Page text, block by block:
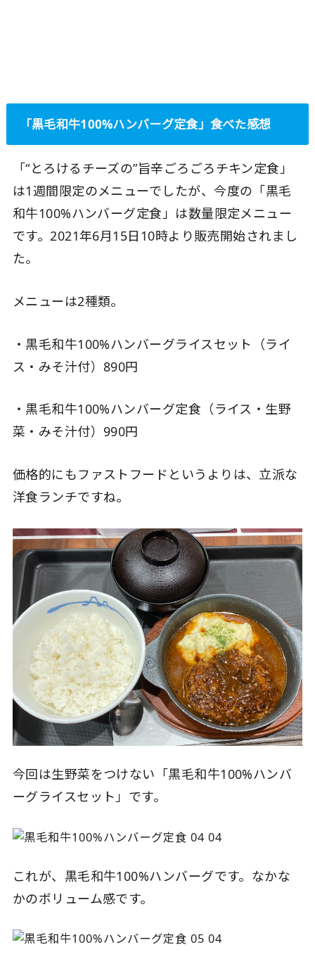
「黒毛和牛100%ハンバーグ定食」食べた感想
「“とろけるチーズの”旨辛ごろごろチキン定食」
は1週間限定のメニューでしたが、今度の「黒毛
和牛100%ハンバーグ定食」は数量限定メニュー
です。2021年6月15日10時より販売開始されまし
た。
メニューは2種類。
・黒毛和牛100%ハンバーグライスセット（ライ
ス・みそ汁付）890円
・黒毛和牛100%ハンバーグ定食（ライス・生野
菜・みそ汁付）990円
価格的にもファストフードというよりは、立派な
洋食ランチですね。
今回は生野菜をつけない「黒毛和牛100%ハンバ
ーグライスセット」です。
これが、黒毛和牛100%ハンバーグです。なかな
かのボリューム感です。